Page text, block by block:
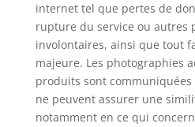
internet tel que pertes de
rupture du service ou autres
involontaires, ainsi que tout
majeure. Les photographies
produits sont
ne peuvent assurer une
notamment en ce qui